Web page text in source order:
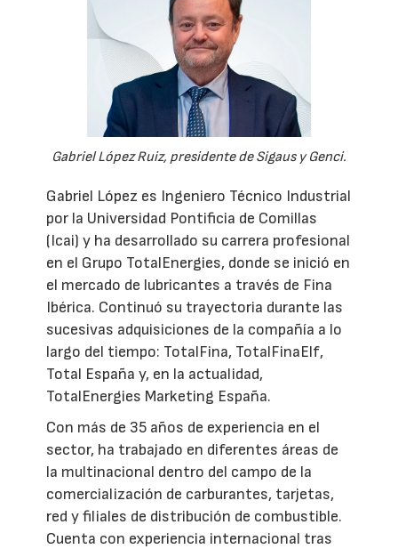
Gabriel López Ruiz, presidente de Sigaus y Genci.
Gabriel López es Ingeniero Técnico Industrial
por la Universidad Pontificia de Comillas
(Icai) y ha desarrollado su carrera profesional
en el Grupo TotalEnergies, donde se inició en
el mercado de lubricantes a través de Fina
Ibérica. Continuó su trayectoria durante las
sucesivas adquisiciones de la compañía a lo
largo del tiempo: TotalFina, TotalFinaElf,
Total España y, en la actualidad,
TotalEnergies Marketing España.
Con más de 35 años de experiencia en el
sector, ha trabajado en diferentes áreas de
la multinacional dentro del campo de la
comercialización de carburantes, tarjetas,
red y filiales de distribución de combustible.
Cuenta con experiencia internacional tras